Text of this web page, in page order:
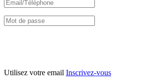
Utilisez votre email Inscrivez-vous